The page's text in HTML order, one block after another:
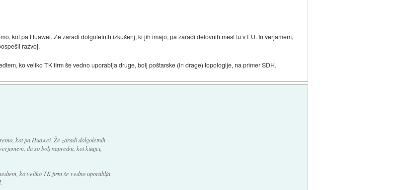
kot pa Huawei. Že zaradi dolgoletnih izkušenj, ki jih imajo, pa zaradi delovnih mest tu v EU. In verjamem,
razvoj.
ko veliko TK firm še vedno uporablja druge, bolj poštarske (in drage) topologije, na primer SDH.
kot pa Huawei. Že zaradi dolgoletnih
da so bolj napredni, kot kitajci,
ko veliko TK firm še vedno uporablja